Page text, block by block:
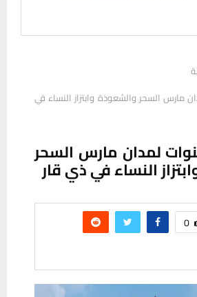
لمدان مارس السحر والشعوذة وابتزاز النساء في
6 سنوات لمدان مارس السحر
النساء في ذي قار
0